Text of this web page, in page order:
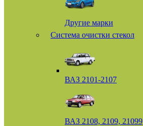
Другие марки
Система очистки стекол
ВАЗ 2101-2107
ВАЗ 2108, 2109, 21099